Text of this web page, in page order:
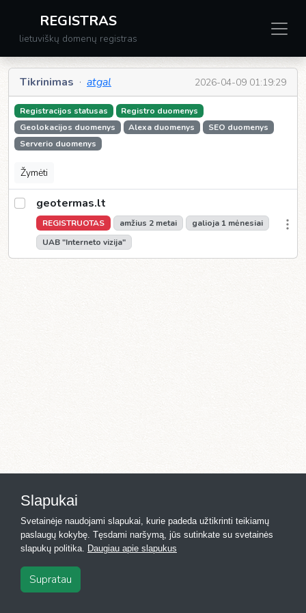
REGISTRAS
lietuviškų domenų registras
Tikrinimas · atgal 2026-04-09 01:19:29
Registracijos statusas
Registro duomenys
Geolokacijos duomenys
Alexa duomenys
SEO duomenys
Serverio duomenys
Žymėti
geotermas.lt
REGISTRUOTAS amžius 2 metai
galioja 1 mėnesiai
UAB "Interneto vizija"
2026
Slapukai
Svetainėje naudojami slapukai, kurie padeda užtikrinti teikiamų
paslaugų kokybę. Tęsdami naršymą, jūs sutinkate su svetainės
slapukų politika. Daugiau apie slapukus
Supratau